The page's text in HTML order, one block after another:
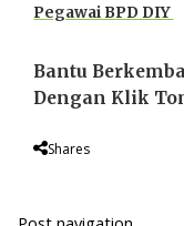
Pegawai BPD DIY
Bantu
Dengan Klik
Shares